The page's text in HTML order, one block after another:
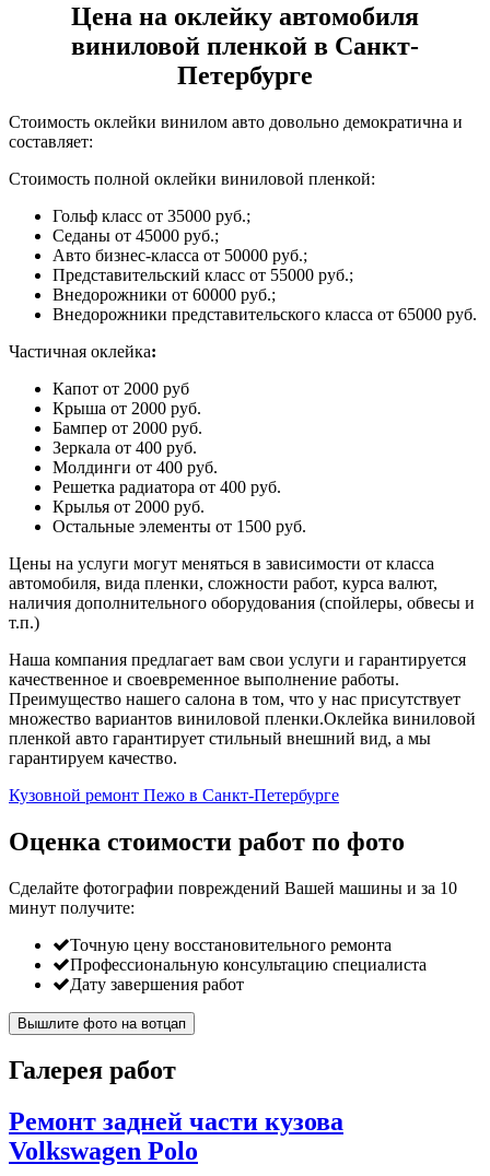
Цена на оклейку автомобиля
виниловой пленкой в Санкт-
Петербурге
Стоимость оклейки винилом авто довольно демократична и
составляет:
Стоимость полной оклейки виниловой пленкой:
Гольф класс от 35000 руб.;
Седаны от 45000 руб.;
Авто бизнес-класса от 50000 руб.;
Представительский класс от 55000 руб.;
Внедорожники от 60000 руб.;
Внедорожники представительского класса от 65000 руб.
Частичная оклейка:
Капот от 2000 руб
Крыша от 2000 руб.
Бампер от 2000 руб.
Зеркала от 400 руб.
Молдинги от 400 руб.
Решетка радиатора от 400 руб.
Крылья от 2000 руб.
Остальные элементы от 1500 руб.
Цены на услуги могут меняться в зависимости от класса
автомобиля, вида пленки, сложности работ, курса валют,
наличия дополнительного оборудования (спойлеры, обвесы и
т.п.)
Наша компания предлагает вам свои услуги и гарантируется
качественное и своевременное выполнение работы.
Преимущество нашего салона в том, что у нас присутствует
множество вариантов виниловой пленки.Оклейка виниловой
пленкой авто гарантирует стильный внешний вид, а мы
гарантируем качество.
Кузовной ремонт Пежо в Санкт-Петербурге
Оценка стоимости работ по фото
Сделайте фотографии повреждений Вашей машины и за 10
минут получите:
Точную цену восстановительного ремонта
Профессиональную консультацию специалиста
Дату завершения работ
Вышлите фото на вотцап
Галерея работ
Ремонт задней части кузова
Volkswagen Polo